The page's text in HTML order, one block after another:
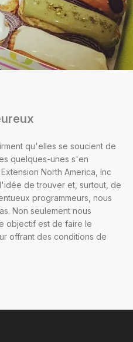
qu'elles se soucient de
quelques-unes s'en
North America, Inc
de trouver et, surtout, de
programmeurs, nous
Non seulement nous
objectif est de faire le
offrant des conditions de